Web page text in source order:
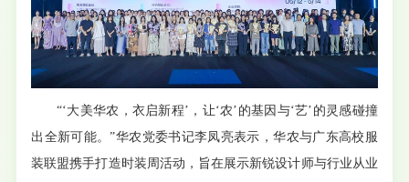
“‘大美华农，衣启新程’，让‘农’的基因与‘艺’的灵感碰撞
出全新可能。”华农党委书记李凤亮表示，华农与广东高校服
装联盟携手打造时装周活动，旨在展示新锐设计师与行业从业